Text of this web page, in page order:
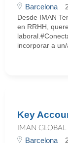
Barcelona
Desde IMAN
en RRHH,
incorporar a un/
Key
IMAN
Barcelona